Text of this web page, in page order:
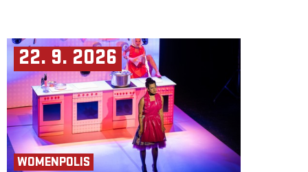
22. 9. 2026
WOMENPOLIS